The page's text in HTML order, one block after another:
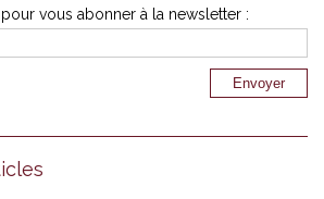
vous abonner à la newsletter :